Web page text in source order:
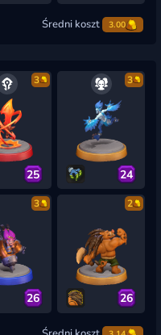
Średni koszt 3.00
3
25
3
24
3
26
2
26